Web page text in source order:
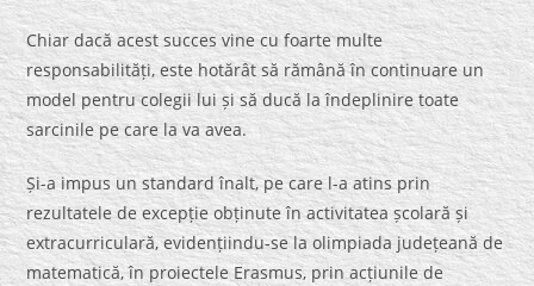
Chiar dacă acest succes vine cu foarte multe
responsabilități, este hotărât să rămână în continuare un
model pentru colegii lui și să ducă la îndeplinire toate
sarcinile pe care la va avea.
Și-a impus un standard înalt, pe care l-a atins prin
rezultatele de excepție obținute în activitatea școlară și
extracurriculară, evidențiindu-se la olimpiada județeană de
matematică, în proiectele Erasmus, prin acțiunile de